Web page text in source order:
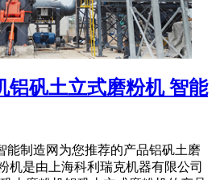
铝矾土立式磨粉机 智能
能制造网为您推荐的产品铝矾土磨
机是由上海科利瑞克机器有限公司